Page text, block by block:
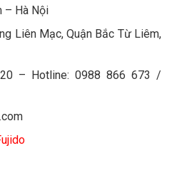
– Hà Nội
Liên Mạc, Quận Bắc Từ Liêm,
– Hotline: 0988 866 673 /